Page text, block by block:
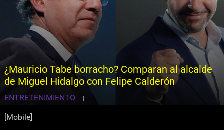
¿Mauricio Tabe borracho? Comparan al alcalde
de Miguel Hidalgo con Felipe Calderón
ENTRETENIMIENTO |
[Mobile]